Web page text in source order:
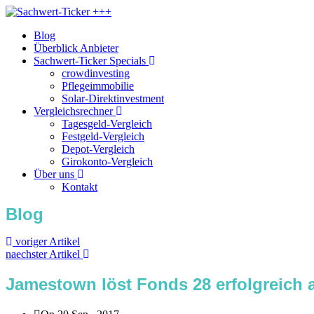
Blog
Überblick Anbieter
Sachwert-Ticker Specials
crowdinvesting
Pflegeimmobilie
Solar-Direktinvestment
Vergleichsrechner
Tagesgeld-Vergleich
Festgeld-Vergleich
Depot-Vergleich
Girokonto-Vergleich
Über uns
Kontakt
Blog
voriger Artikel
naechster Artikel
Jamestown löst Fonds 28 erfolgreich